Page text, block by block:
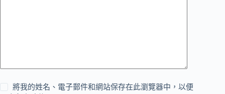
將我的姓名、電子郵件和網站保存在此瀏覽器中，以便